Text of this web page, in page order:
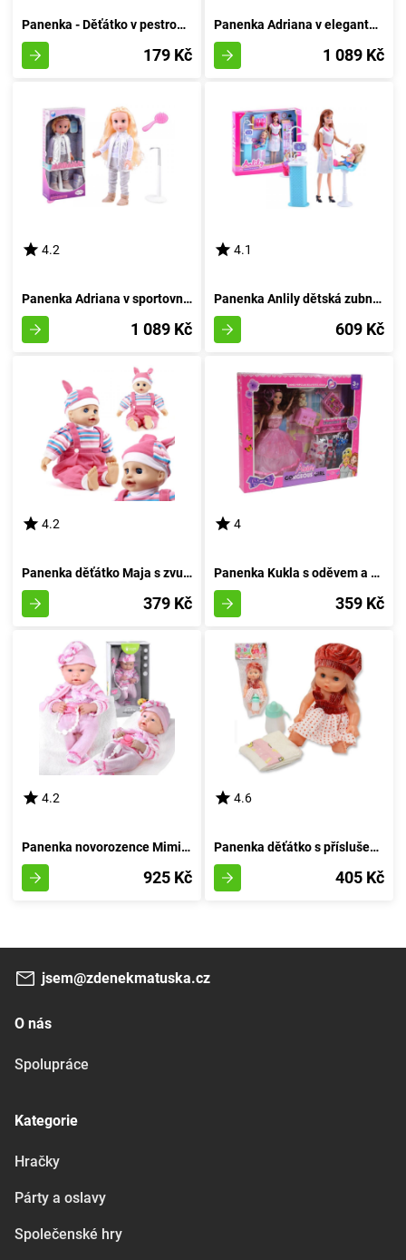
Panenka - Děťátko v pestrobarevných pantoflích s dudlíkem
179 Kč
Panenka Adriana v elegantní róbě
1 089 Kč
4.2
Panenka Adriana v sportovním outfitu
1 089 Kč
4.1
Panenka Anlily dětská zubní lékařka
609 Kč
4.2
Panenka děťátko Maja s zvukovými efekty
379 Kč
4
Panenka Kukla s oděvem a příslušenstvím
359 Kč
4.2
Panenka novorozence Mimi s pacifierem
925 Kč
4.6
Panenka děťátko s příslušenstvím 30 cm
405 Kč
jsem@zdenekmatuska.cz
O nás
Spolupráce
Kategorie
Hračky
Párty a oslavy
Společenské hry